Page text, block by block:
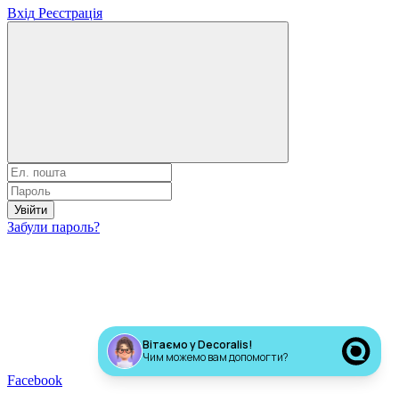
Вхід Реєстрація
Увійти
Забули пароль?
Увійти через
Facebook
Вітаємо у Decoralis!
Чим можемо вам допомогти?